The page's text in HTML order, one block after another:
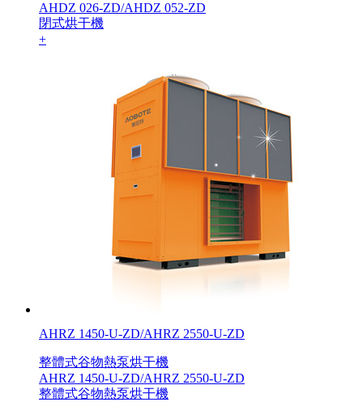
AHDZ 026-ZD/AHDZ 052-ZD
閉式烘干機
+
AHRZ 1450-U-ZD/AHRZ 2550-U-ZD
整體式谷物熱泵烘干機
AHRZ 1450-U-ZD/AHRZ 2550-U-ZD
整體式谷物熱泵烘干機